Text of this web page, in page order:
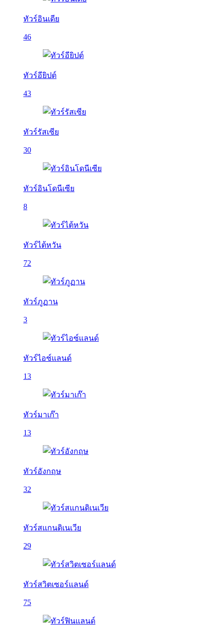
ทัวร์อินเดีย
46
ทัวร์อียิปต์
43
ทัวร์รัสเซีย
30
ทัวร์อินโดนีเซีย
8
ทัวร์ไต้หวัน
72
ทัวร์ภูฏาน
3
ทัวร์ไอซ์แลนด์
13
ทัวร์มาเก๊า
13
ทัวร์อังกฤษ
32
ทัวร์สแกนดิเนเวีย
29
ทัวร์สวิตเซอร์แลนด์
75